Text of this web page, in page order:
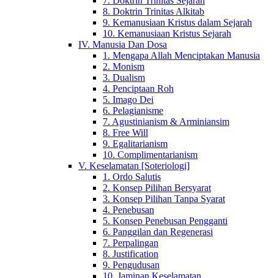
8. Doktrin Trinitas Alkitab
9. Kemanusiaan Kristus dalam Sejarah
10. Kemanusiaan Kristus Sejarah
IV. Manusia Dan Dosa
1. Mengapa Allah Menciptakan Manusia
2. Monism
3. Dualism
4. Penciptaan Roh
5. Imago Dei
6. Pelagianisme
7. Agustinianism & Arminiansim
8. Free Will
9. Egalitarianism
10. Complimentarianism
V. Keselamatan [Soteriologi]
1. Ordo Salutis
2. Konsep Pilihan Bersyarat
3. Konsep Pilihan Tanpa Syarat
4. Penebusan
5. Konsep Penebusan Pengganti
6. Panggilan dan Regenerasi
7. Perpalingan
8. Justification
9. Pengudusan
10. Jaminan Keselamatan